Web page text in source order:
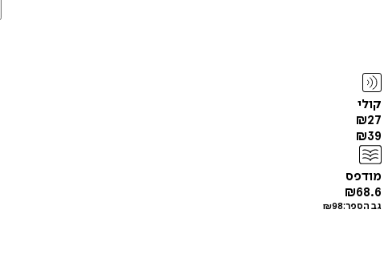
קולי
₪27
₪39
מודפס
₪68.6
גב הספר: ₪98